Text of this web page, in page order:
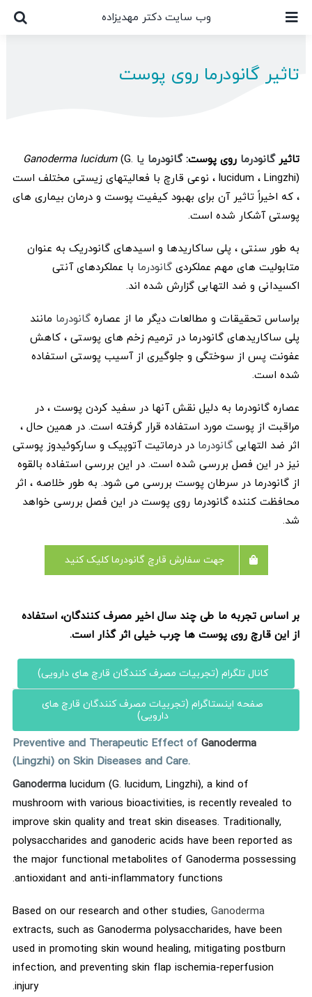
Skip
وب سایت دکتر مهدیزاده
تاثیر گانودرما روی پوست
تاثیرگانودرما روی پوست:گانودرما یا Ganoderma lucidum(G.
lucidum ، Lingzhi) ، نوعی قارچ با فعالیتهای زیستی مختلف است
، که اخیراً تاثیر آن برای بهبود کیفیت پوست و درمان بیماری های
پوستی آشکار شده است.
به طور سنتی ، پلی ساکاریدها و اسیدهای گانودریک به عنوان
متابولیت های مهم عملکردی گانودرما با عملکردهای آنتی
اکسیدانی و ضد التهابی گزارش شده اند.
براساس تحقیقات و مطالعات دیگر ما از عصاره گانودرما مانند
پلی ساکاریدهای گانودرما در ترمیم زخم های پوستی ، کاهش
عفونت پس از سوختگی و جلوگیری از آسیب پوستی استفاده
شده است.
عصاره گانودرما به دلیل نقش آنها در سفید کردن پوست ، در
مراقبت از پوست مورد استفاده قرار گرفته است. در همین حال ،
اثر ضد التهابی گانودرما در درماتیت آتوپیک و سارکوئیدوز پوستی
نیز در این فصل بررسی شده است. در این بررسی استفاده بالقوه
از گانودرما در سرطان پوست بررسی می شود. به طور خلاصه ، اثر
محافظت کننده گانودرما روی پوست در این فصل بررسی خواهد
شد.
جهت سفارش قارچ گانودرما کلیک کنید
بر اساس تجربه ما طی چند سال اخیر مصرف کنندگان، استفاده
از این قارچ روی پوست ها چرب خیلی اثر گذار است.
کانال تلگرام (تجربیات مصرف کنندگان قارچ های دارویی)
صفحه اینستاگرام (تجربیات مصرف کنندگان قارچ های
دارویی)
Preventive and Therapeutic Effect of Ganoderma
(Lingzhi) on Skin Diseases and Care.
Ganoderma lucidum (G. lucidum, Lingzhi), a kind of
mushroom with various bioactivities, is recently revealed to
improve skin quality and treat skin diseases. Traditionally,
polysaccharides and ganoderic acids have been reported as
the major functional metabolites of Ganoderma possessing
antioxidant and anti-inflammatory functions.
Based on our research and other studies, Ganoderma
extracts, such as Ganoderma polysaccharides, have been
used in promoting skin wound healing, mitigating postburn
infection, and preventing skin flap ischemia-reperfusion
injury.